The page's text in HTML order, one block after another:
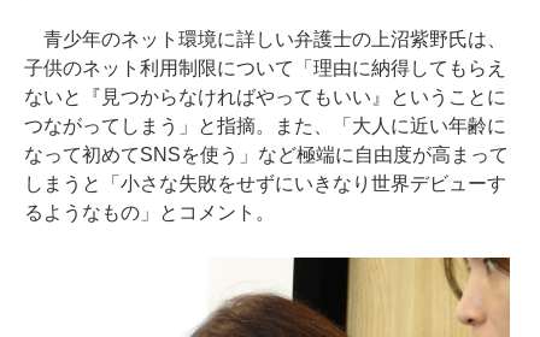
青少年のネット環境に詳しい弁護士の上沼紫野氏は、
子供のネット利用制限について「理由に納得してもらえ
ないと『見つからなければやってもいい』ということに
つながってしまう」と指摘。また、「大人に近い年齢に
なって初めてSNSを使う」など極端に自由度が高まって
しまうと「小さな失敗をせずにいきなり世界デビューす
るようなもの」とコメント。